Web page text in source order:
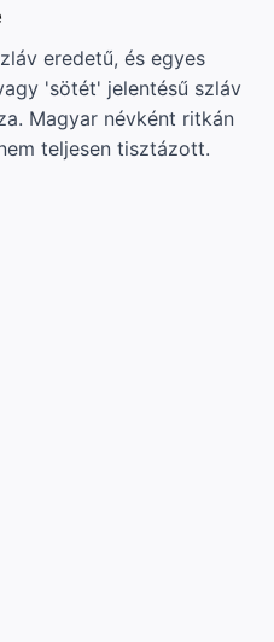
eredetű, és egyes
'sötét' jelentésű szláv
Magyar névként ritkán
teljesen tisztázott.